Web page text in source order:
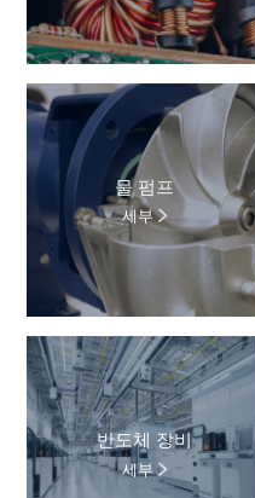
물 펌프
세부
반도체 장비
세부